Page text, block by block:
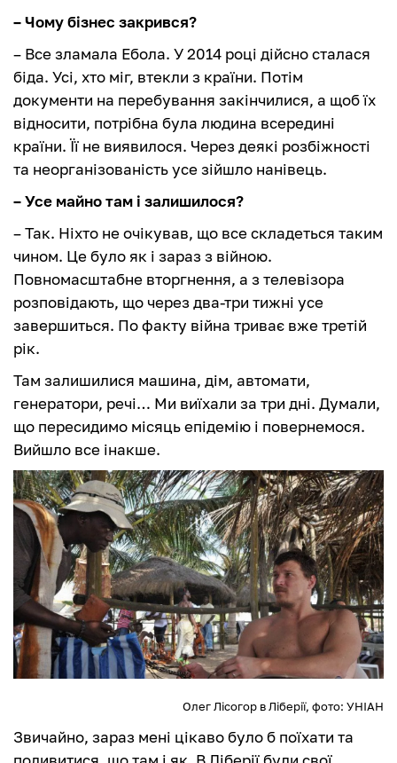
– Чому бізнес закрився?
– Все зламала Ебола. У 2014 році дійсно сталася
біда. Усі, хто міг, втекли з країни. Потім
документи на перебування закінчилися, а щоб їх
відносити, потрібна була людина всередині
країни. Її не виявилося. Через деякі розбіжності
та неорганізованість усе зійшло нанівець.
– Усе майно там і залишилося?
– Так. Ніхто не очікував, що все складеться таким
чином. Це було як і зараз з війною.
Повномасштабне вторгнення, а з телевізора
розповідають, що через два-три тижні усе
завершиться. По факту війна триває вже третій
рік.
Там залишилися машина, дім, автомати,
генератори, речі… Ми виїхали за три дні. Думали,
що пересидимо місяць епідемію і повернемося.
Вийшло все інакше.
Олег Лісогор в Ліберії, фото: УНІАН
Звичайно, зараз мені цікаво було б поїхати та